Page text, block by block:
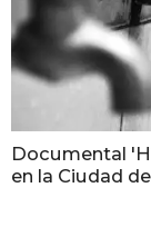
Documental
en la Ciudad